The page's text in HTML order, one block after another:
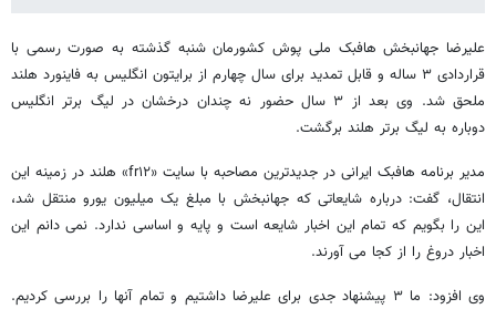
علیرضا جهانبخش هافبک ملی پوش کشورمان شنبه گذشته به صورت رسمی با
قراردادی ۳ ساله و قابل تمدید برای سال چهارم از برایتون انگلیس به فاینورد هلند
ملحق شد. وی بعد از ۳ سال حضور نه چندان درخشان در لیگ برتر انگلیس
دوباره به لیگ برتر هلند برگشت.
مدیر برنامه هافبک ایرانی در جدیدترین مصاحبه با سایت «fr۱۲» هلند در زمینه این
انتقال، گفت: درباره شایعاتی که جهانبخش با مبلغ یک میلیون یورو منتقل شد،
این را بگویم که تمام این اخبار شایعه است و پایه و اساسی ندارد. نمی دانم این
اخبار دروغ را از کجا می آورند.
وی افزود: ما ۳ پیشنهاد جدی برای علیرضا داشتیم و تمام آنها را بررسی کردیم.